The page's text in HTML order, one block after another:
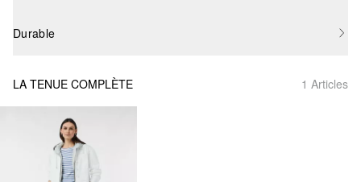
Durable
LA TENUE COMPLÈTE 1 Articles